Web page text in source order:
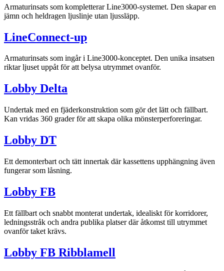
Armaturinsats som kompletterar Line3000-systemet. Den skapar en
jämn och heldragen ljuslinje utan ljussläpp.
LineConnect-up
Armaturinsats som ingår i Line3000-konceptet. Den unika insatsen
riktar ljuset uppåt för att belysa utrymmet ovanför.
Lobby Delta
Undertak med en fjäderkonstruktion som gör det lätt och fällbart.
Kan vridas 360 grader för att skapa olika mönsterperforeringar.
Lobby DT
Ett demonterbart och tätt innertak där kassettens upphängning även
fungerar som låsning.
Lobby FB
Ett fällbart och snabbt monterat undertak, idealiskt för korridorer,
ledningsstråk och andra publika platser där åtkomst till utrymmet
ovanför taket krävs.
Lobby FB Ribblamell